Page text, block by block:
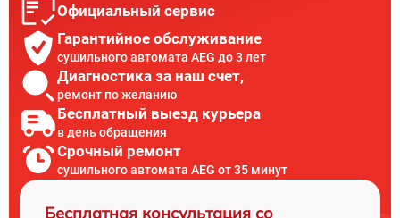
Официальный сервис
Гарантийное обслуживание
сушильного автомата AEG до 3 лет
Диагностика за наш счет,
ремонт по желанию
Бесплатный выезд курьера
в день обращения
Срочный ремонт
сушильного автомата AEG от 35 минут
Бесплатная консультация со